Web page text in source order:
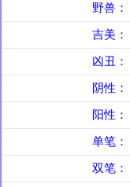
野兽：
吉美：
凶丑：
阴性：
阳性：
单笔：
双笔：